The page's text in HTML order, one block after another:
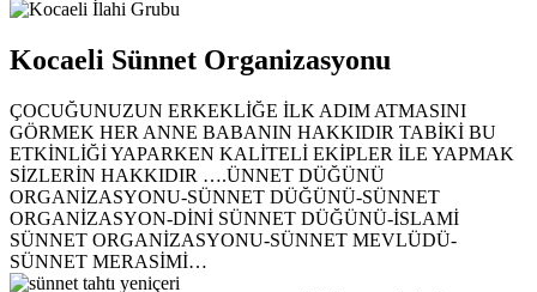
Kocaeli Sünnet Organizasyonu
ÇOCUĞUNUZUN ERKEKLİĞE İLK ADIM ATMASINI
GÖRMEK HER ANNE BABANIN HAKKIDIR TABİKİ BU
ETKİNLİĞİ YAPARKEN KALİTELİ EKİPLER İLE YAPMAK
SİZLERİN HAKKIDIR ….ÜNNET DÜĞÜNÜ
ORGANİZASYONU-SÜNNET DÜĞÜNÜ-SÜNNET
ORGANİZASYON-DİNİ SÜNNET DÜĞÜNÜ-İSLAMİ
SÜNNET ORGANİZASYONU-SÜNNET MEVLÜDÜ-
SÜNNET MERASİMİ…